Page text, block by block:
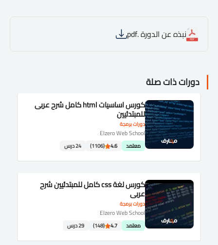
نبذه عن الدورة .pdf
دورات ذات صلة
دورات برمجة
كورس اساسيات html كامل شرح عربى
للمبتدئيين
Elzero Web School
معتمد 4.6
(1106) 24 درس
دورات برمجة
كورس لغة css كامل للمبتدئيين شرح
عربى
Elzero Web School
معتمد 4.7
(148) 29 درس